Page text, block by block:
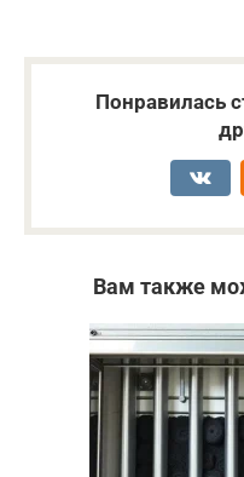
Понравилась
Вам также